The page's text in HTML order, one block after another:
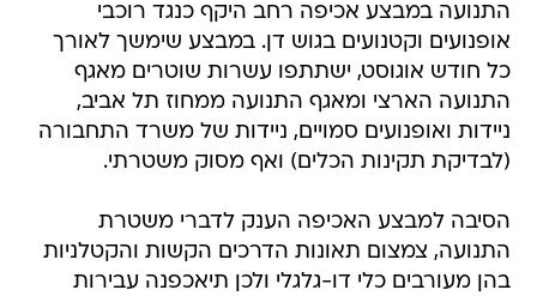
התנועה במבצע אכיפה רחב היקף כנגד רוכבי
אופנועים וקטנועים בגוש דן. במבצע שימשך לאורך
כל חודש אוגוסט, ישתתפו עשרות שוטרים מאגף
התנועה הארצי ומאגף התנועה ממחוז תל אביב,
ניידות ואופנועים סמויים, ניידות של משרד התחבורה
(לבדיקת תקינות הכלים) ואף מסוק משטרתי.
הסיבה למבצע האכיפה הענק לדברי משטרת
התנועה, צמצום תאונות הדרכים הקשות והקטלניות
בהן מעורבים כלי דו-גלגלי ולכן תיאכפנה עבירות